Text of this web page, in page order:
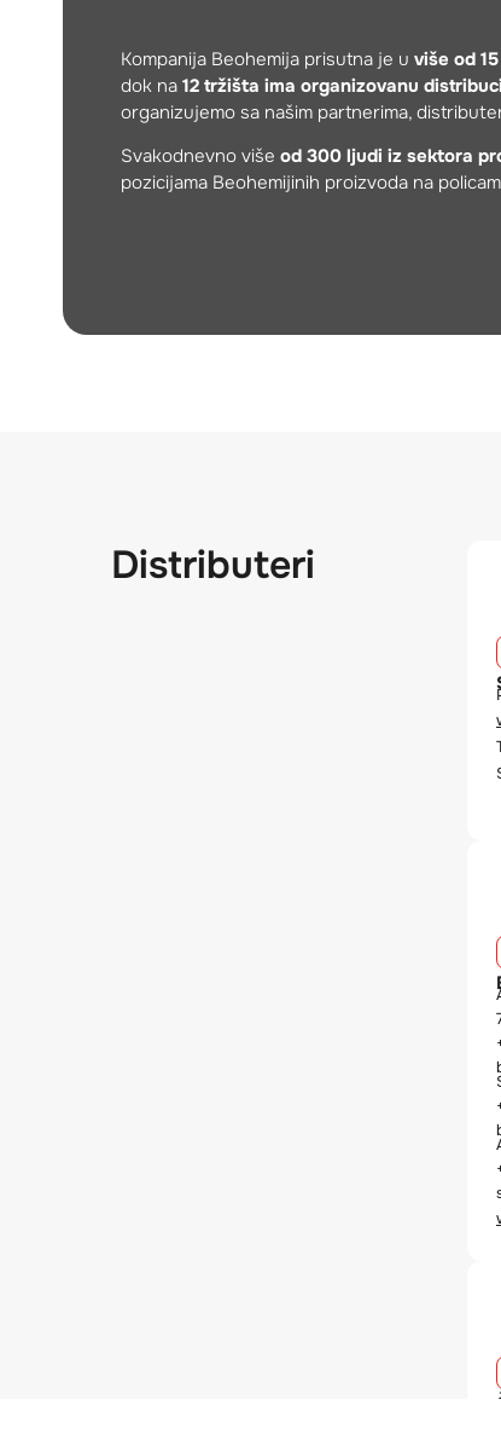
Kompanija Beohemija prisutna je u više od
dok na 12 tržišta ima organizovanu
organizujemo sa našim partnerima,
Svakodnevno više od 300 ljudi iz sektora
pozicijama Beohemijinih proizvoda na
Distributeri